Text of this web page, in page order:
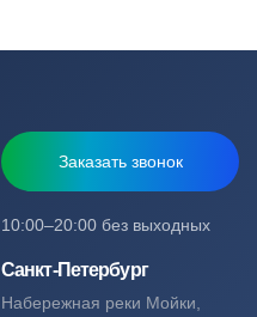
Заказать звонок
10:00–20:00 без выходных
Санкт-Петербург
Набережная реки Мойки,